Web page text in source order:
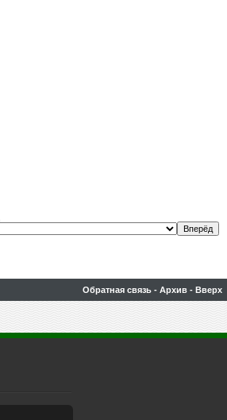
Обратная связь - Архив - Вверх